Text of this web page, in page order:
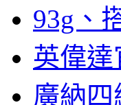
93g、
英偉達
廣納